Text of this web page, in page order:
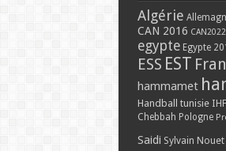
Algérie
CAN 2016 CAN2022
egypte Egypte
ESS EST
hammamet
Handball tunisie IHF
Chebbah Pologne
Saidi Sylvain Nouet